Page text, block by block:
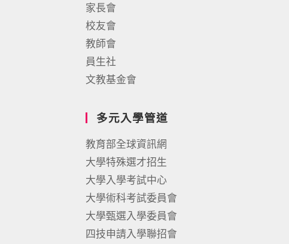
家長會
校友會
教師會
員生社
文教基金會
多元入學管道
教育部全球資訊網
大學特殊選才招生
大學入學考試中心
大學術科考試委員會
大學甄選入學委員會
四技申請入學聯招會